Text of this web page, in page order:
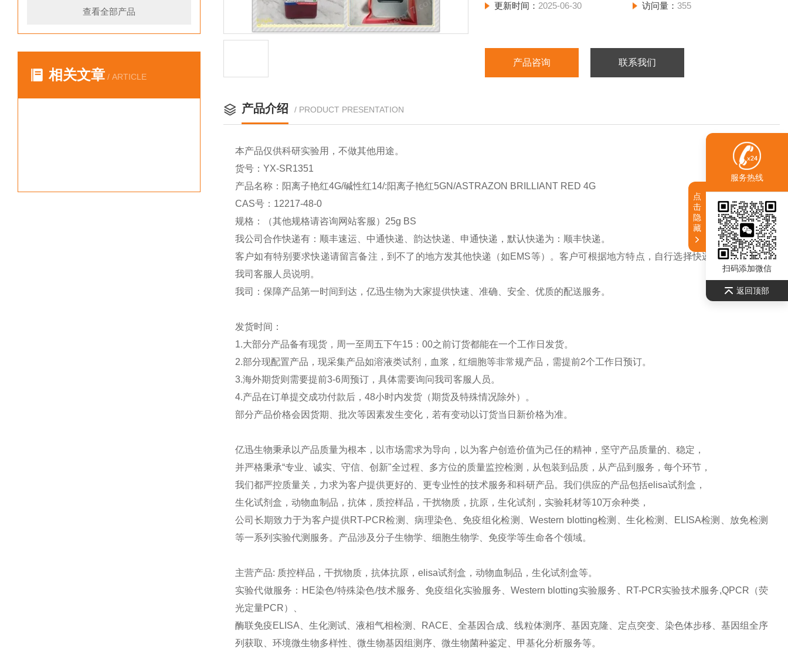
查看全部产品
相关文章 / ARTICLE
更新时间： 2025-06-30 访问量： 355
产品咨询 联系我们
产品介绍 / PRODUCT PRESENTATION
本产品仅供科研实验用，不做其他用途。
货号：YX-SR1351
产品名称：阳离子艳红4G/碱性红14/:阳离子艳红5GN/ASTRAZON BRILLIANT RED 4G
CAS号：12217-48-0
规格：（其他规格请咨询网站客服）25g BS
我公司合作快递有：顺丰速运、中通快递、韵达快递、申通快递，默认快递为：顺丰快递。
客户如有特别要求快递请留言备注，到不了的地方发其他快递（如EMS等）。客户可根据地方特点，自行选择快递公司，请联系
我司客服人员说明。
我司：保障产品第一时间到达，亿迅生物为大家提供快速、准确、安全、优质的配送服务。
发货时间：
1.大部分产品备有现货，周一至周五下午15：00之前订货都能在一个工作日发货。
2.部分现配置产品，现采集产品如溶液类试剂，血浆，红细胞等非常规产品，需提前2个工作日预订。
3.海外期货则需要提前3-6周预订，具体需要询问我司客服人员。
4.产品在订单提交成功付款后，48小时内发货（期货及特殊情况除外）。
部分产品价格会因货期、批次等因素发生变化，若有变动以订货当日新价格为准。
亿迅生物秉承以产品质量为根本，以市场需求为导向，以为客户创造价值为己任的精神，坚守产品质量的、稳定，
并严格秉承“专业、诚实、守信、创新"全过程、多方位的质量监控检测，从包装到品质，从产品到服务，每个环节，
我们都严控质量关，力求为客户提供更好的、更专业性的技术服务和科研产品。我们供应的产品包括elisa试剂盒，
生化试剂盒，动物血制品，抗体，质控样品，干扰物质，抗原，生化试剂，实验耗材等10万余种类，
公司长期致力于为客户提供RT-PCR检测、病理染色、免疫组化检测、Western blotting检测、生化检测、ELISA检测、放免检测
等一系列实验代测服务。产品涉及分子生物学、细胞生物学、免疫学等生命各个领域。
主营产品: 质控样品，干扰物质，抗体抗原，elisa试剂盒，动物血制品，生化试剂盒等。
实验代做服务：HE染色/特殊染色/技术服务、免疫组化实验服务、Western blotting实验服务、RT-PCR实验技术服务,QPCR（荧
光定量PCR）、
酶联免疫ELISA、生化测试、液相气相检测、RACE、全基因合成、线粒体测序、基因克隆、定点突变、染色体步移、基因组全序
列获取、环境微生物多样性、微生物基因组测序、微生物菌种鉴定、甲基化分析服务等。
服务热线
扫码添加微信
返回顶部
点
击
隐
藏